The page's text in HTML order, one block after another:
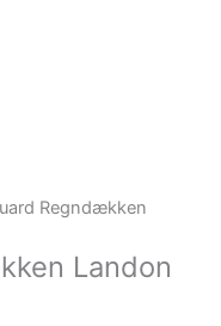
Regndækken
Landon